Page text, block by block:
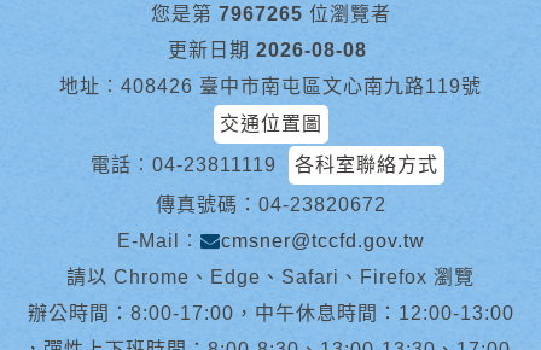
您是第 7967265 位瀏覽者
更新日期 2026-08-08
地址︰408426 臺中市南屯區文心南九路119號
交通位置圖
電話︰ 04-23811119
各科室聯絡方式
傳真號碼：04-23820672
E-Mail︰
cmsner@tccfd.gov.tw
請以 Chrome、Edge、Safari、Firefox 瀏覽
辦公時間：8:00-17:00，中午休息時間：12:00-13:00